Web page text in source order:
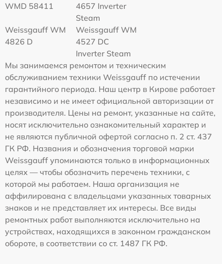
WMD 58411
4657 Inverter
Steam
Weissgauff WM
4826 D
Weissgauff WM
4527 DC
Inverter Steam
Мы занимаемся ремонтом и техническим
обслуживанием техники Weissgauff по истечении
гарантийного периода. Наш центр в Кирове работает
независимо и не имеет официальной авторизации от
производителя. Цены на ремонт, указанные на сайте,
носят исключительно ознакомительный характер и
не являются публичной офертой согласно п. 2 ст. 437
ГК РФ. Названия и обозначения торговой марки
Weissgauff упоминаются только в информационных
целях — чтобы обозначить перечень техники, с
которой мы работаем. Наша организация не
аффилирована с владельцами указанных товарных
знаков и не представляет их интересы. Все виды
ремонтных работ выполняются исключительно на
устройствах, находящихся в законном гражданском
обороте, в соответствии со ст. 1487 ГК РФ.